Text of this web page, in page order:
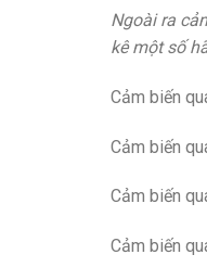
Ngoài ra
kê một số
Cảm biến
Cảm biến
Cảm biến
Cảm biến